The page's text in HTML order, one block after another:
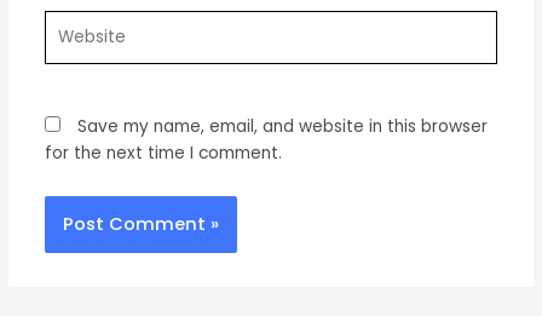
Save my name, email, and website in this browser
for the next time I comment.